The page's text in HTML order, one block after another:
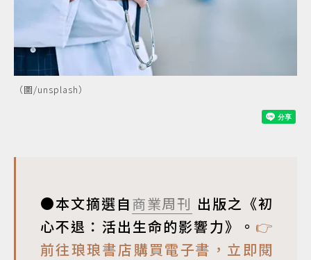
（圖/unsplash）
●本文摘選自商業周刊 出版之《初
心不退：活出生命的影響力》。 👉
前往琅琅書店購買電子書，立即閱